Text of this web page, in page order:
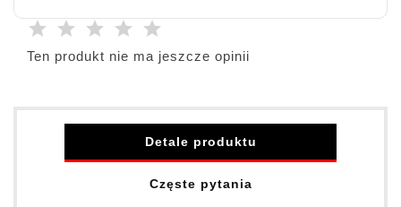
Ten produkt nie ma jeszcze opinii
Detale produktu
Częste pytania